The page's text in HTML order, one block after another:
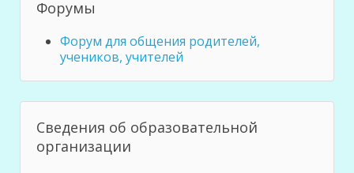
Форумы
Форум для общения родителей,
учеников, учителей
Сведения об образовательной
организации